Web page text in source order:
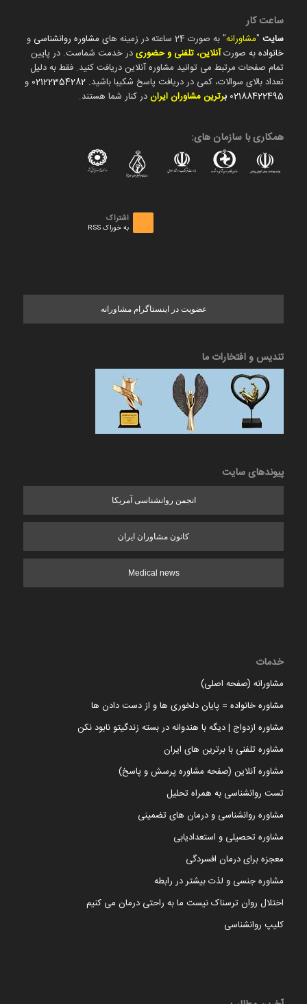
ساعت کار
سایت"مشاورانه" به صورت 24 ساعته در زمینه های مشاوره روانشناسی و
خانوادهبه صورتآنلاین، تلفنی و حضوریدر خدمت شماست. در پایین
تمام صفحات مرتبط می توانید مشاوره آنلاین دریافت کنید. فقط به دلیل
تعداد بالای سوالات، کمی در دریافت پاسخ شکیبا باشید. 02122354282 و
02188422495 برترین مشاوران ایراندر کنار شما هستند.
همکاری با سازمان های:
اشتراک
به خوراک RSS
عضویت در اینستاگرام مشاورانه
تندیس و افتخارات ما
پیوندهای سایت
انجمن روانشناسی آمریکا
کانون مشاوران ایران
Medical news
خدمات
مشاورانه (صفحه اصلی)
مشاوره خانواده = پایان دلخوری ها و از دست دادن ها
مشاوره ازدواج | دیگه با هندوانه در بسته زندگیتو نابود نکن
مشاوره تلفنی با برترین های ایران
مشاوره آنلاین (صفحه مشاوره پرسش و پاسخ)
تست روانشناسی به همراه تحلیل
مشاوره روانشناسی و درمان های تضمینی
مشاوره تحصیلی و استعدادیابی
معجزه برای درمان افسردگی
مشاوره جنسی و لذت بیشتر در رابطه
اختلال روان ترسناک نیست ما به راحتی درمان می کنیم
کلیپ روانشناسی